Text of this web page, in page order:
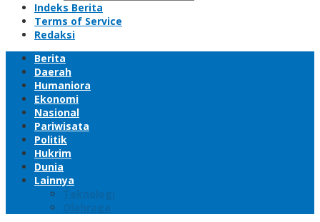
Indeks Berita
Terms of Service
Redaksi
Berita
Daerah
Humaniora
Ekonomi
Nasional
Pariwisata
Politik
Hukrim
Dunia
Lainnya
Teknologi
Olahraga